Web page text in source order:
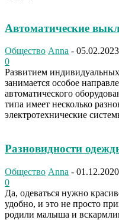
Автоматические
Общество Anna - 05.02.2023
0
Развитием
занимается особое
автоматического
типа имеет несколько
электротехнические
Разновидности
Общество Anna - 01.12.2020
0
Да, одеваться нужно
удобно, и это не просто
родили малыша и